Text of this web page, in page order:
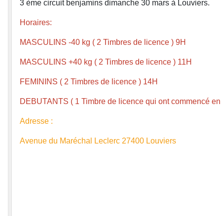
3 ème circuit benjamins dimanche 30 mars à Louviers.
Horaires:
MASCULINS -40 kg ( 2 Timbres de licence ) 9H
MASCULINS +40 kg ( 2 Timbres de licence ) 11H
FEMININS ( 2 Timbres de licence ) 14H
DEBUTANTS ( 1 Timbre de licence qui ont commencé
Adresse :
Avenue du Maréchal Leclerc 27400 Louviers